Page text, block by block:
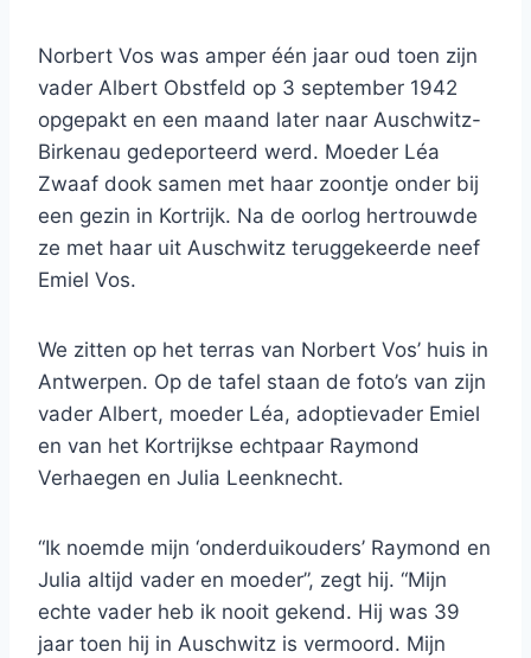
Norbert Vos was amper één jaar oud toen zijn
vader Albert Obstfeld op 3 september 1942
opgepakt en een maand later naar Auschwitz-
Birkenau gedeporteerd werd. Moeder Léa
Zwaaf dook samen met haar zoontje onder bij
een gezin in Kortrijk. Na de oorlog hertrouwde
ze met haar uit Auschwitz teruggekeerde neef
Emiel Vos.
We zitten op het terras van Norbert Vos’ huis in
Antwerpen. Op de tafel staan de foto’s van zijn
vader Albert, moeder Léa, adoptievader Emiel
en van het Kortrijkse echtpaar Raymond
Verhaegen en Julia Leenknecht.
“Ik noemde mijn ‘onderduikouders’ Raymond en
Julia altijd vader en moeder”, zegt hij. “Mijn
echte vader heb ik nooit gekend. Hij was 39
jaar toen hij in Auschwitz is vermoord. Mijn